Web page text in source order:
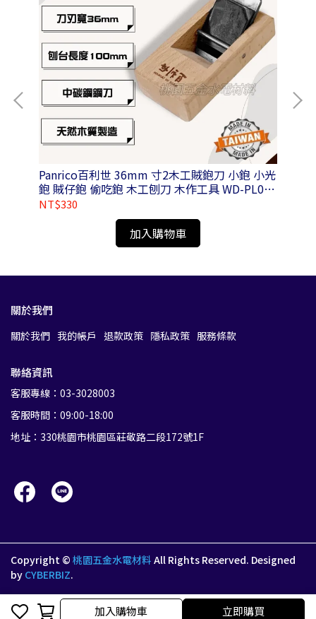
加入購物車
加入購物車 立即購買
Panrico百利世 36mm 寸2木工賊鉋刀 小鉋 小光
鉋 賊仔鉋 偷吃鉋 木工刨刀 木作工具 WD-PL01-
N036100
NT$330
加入購物車
關於我們
關於我們 我的帳戶 退款政策 隱私政策 服務條款
聯絡資訊
客服專線：03-3028003
客服時間：09:00-18:00
地址：330桃園市桃園區莊敬路二段172號1F
Copyright © 桃園五金水電材料 All Rights Reserved. Designed
by CYBERBIZ.